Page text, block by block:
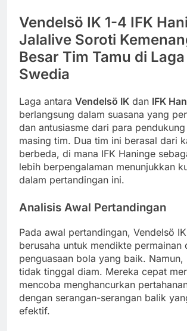
Vendelsö IK 1-4 IFK
Jalalive Soroti
Besar Tim Tamu di Laga
Swedia
Laga antara Vendelsö IK dan IFK
berlangsung dalam suasana yang
dan antusiasme dari para
masing tim. Dua tim ini berasal dari
berbeda, di mana IFK Haninge
lebih berpengalaman menunjukkan
dalam pertandingan ini.
Analisis Awal Pertandingan
Pada awal pertandingan, Vendelsö
berusaha untuk mendikte permainan
penguasaan bola yang baik. Namun,
tidak tinggal diam. Mereka cepat
mencoba menghancurkan
dengan serangan-serangan balik
efektif.